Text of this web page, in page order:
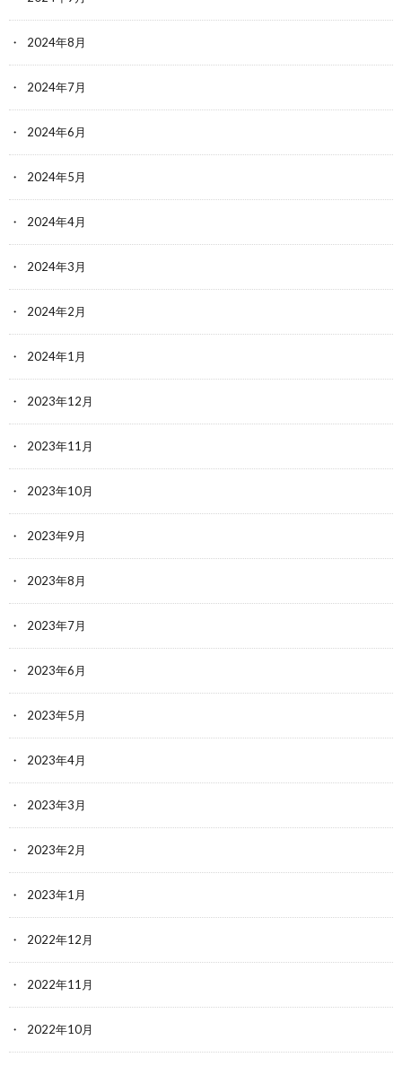
2024年8月
2024年7月
2024年6月
2024年5月
2024年4月
2024年3月
2024年2月
2024年1月
2023年12月
2023年11月
2023年10月
2023年9月
2023年8月
2023年7月
2023年6月
2023年5月
2023年4月
2023年3月
2023年2月
2023年1月
2022年12月
2022年11月
2022年10月